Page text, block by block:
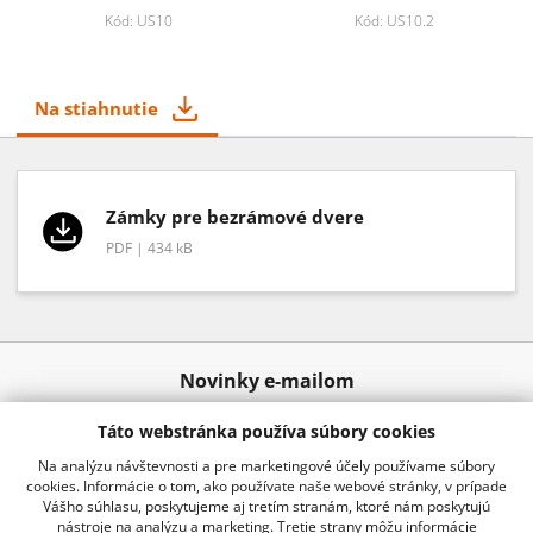
Kód: US10 Kód: US10.2
Na stiahnutie
Zámky pre bezrámové dvere
PDF | 434 kB
Novinky e-mailom
Odoslať
Táto webstránka používa súbory cookies
Na analýzu návštevnosti a pre marketingové účely používame súbory
cookies. Informácie o tom, ako používate naše webové stránky, v prípade
Vášho súhlasu, poskytujeme aj tretím stranám, ktoré nám poskytujú
nástroje na analýzu a marketing. Tretie strany môžu informácie